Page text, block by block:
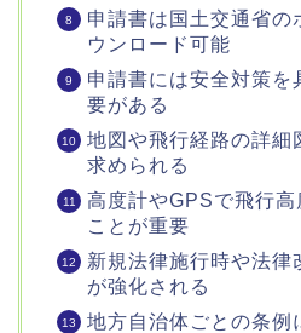
申請書は国土交通省の
ウンロード可能
申請書には安全対策を
要がある
地図や飛行経路の詳細
求められる
高度計やGPSで飛行
ことが重要
新規法律施行時や法律
が強化される
地方自治体ごとの条例